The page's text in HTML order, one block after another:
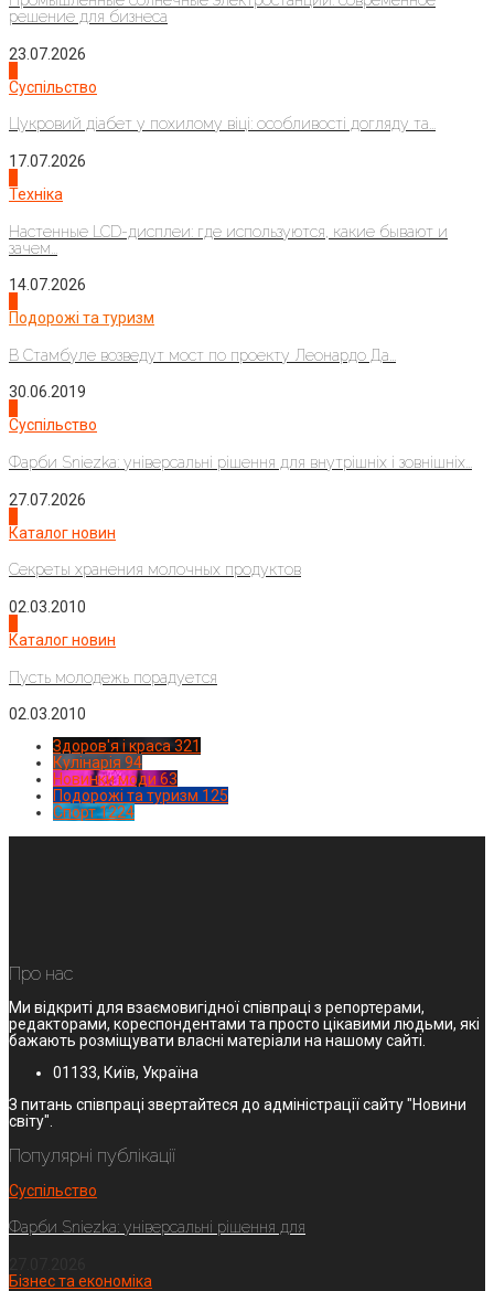
решение для бизнеса
23.07.2026
Суспільство
Цукровий діабет у похилому віці: особливості догляду та...
17.07.2026
Техніка
Настенные LCD-дисплеи: где используются, какие бывают и
зачем...
14.07.2026
Подорожі та туризм
В Стамбуле возведут мост по проекту Леонардо Да...
30.06.2019
Суспільство
Фарби Sniezka: універсальні рішення для внутрішніх і зовнішніх...
27.07.2026
Каталог новин
Секреты хранения молочных продуктов
02.03.2010
Каталог новин
Пусть молодежь порадуется
02.03.2010
Здоров'я і краса 321
Кулінарія 94
Новинки моди 63
Подорожі та туризм 125
Спорт1224
Про нас
Ми відкриті для взаємовигідної співпраці з репортерами,
редакторами, кореспондентами та просто цікавими людьми, які
бажають розміщувати власні матеріали на нашому сайті.
01133, Київ, Україна
З питань співпраці звертайтеся до адміністрації сайту "Новини
світу".
Популярні публікації
Суспільство
Фарби Sniezka: універсальні рішення для
Бізнес та економіка